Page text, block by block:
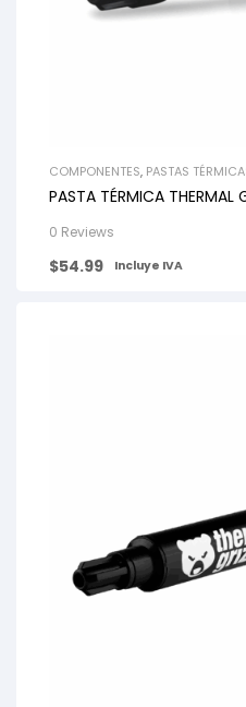
COMPONENTES, PASTAS
PASTA TÉRMICA THERMAL
0 Reviews
$54.99 Incluye IVA